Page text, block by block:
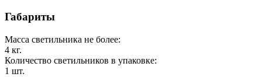
Габариты
Масса светильника не более:
4 кг.
Количество светильников в упаковке:
1 шт.